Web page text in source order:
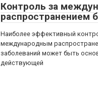
Контроль за
распространением
Наиболее эффективный
международным
заболеваний может быть
действующей